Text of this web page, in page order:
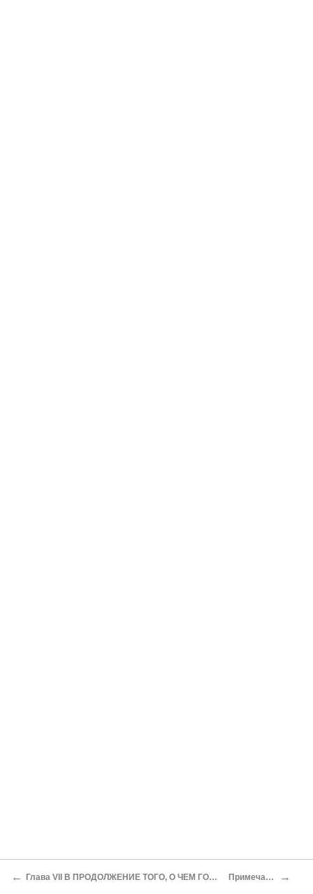
← Глава VII В ПРОДОЛЖЕНИЕ ТОГО, О ЧЕМ ГОВОРИЛОСЬ В ПРЕДЫДУЩИХ ГЛАВАХ Примечания автора →